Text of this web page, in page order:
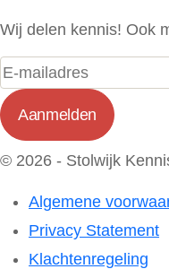
Wij delen kennis! Ook
© 2026 - Stolwijk
Algemene
Privacy Statement
Klachtenregeling